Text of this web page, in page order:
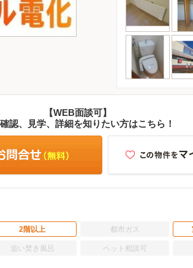
【WEB面談可】
認、見学、詳細を知りたい方はこちら！
2階以上 都市ガス
追い焚き風呂 ペット相談可